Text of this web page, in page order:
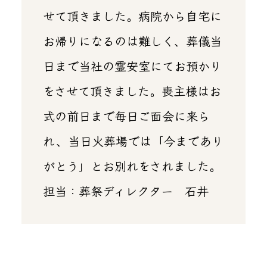
せて頂きました。病院から自宅に
お帰りになるのは難しく、葬儀当
日まで当社の霊安室にてお預かり
をさせて頂きました。喪主様はお
式の前日まで毎日ご面会に来ら
れ、当日火葬場では「今まであり
がとう」とお別れをされました。
担当：葬祭ディレクター 石井